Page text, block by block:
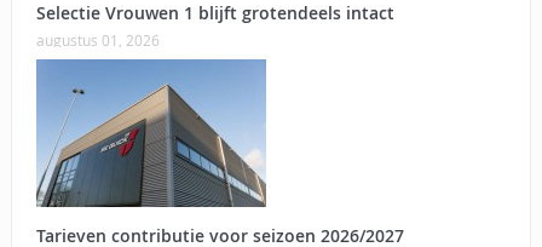
Selectie Vrouwen 1 blijft grotendeels intact
augustus 01, 2026
Tarieven contributie voor seizoen 2026/2027